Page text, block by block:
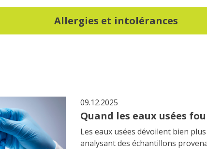
Allergies et intolérances
09.12.2025
Quand les eaux usées
Les eaux usées dévoilent bien
analysant des échantillons